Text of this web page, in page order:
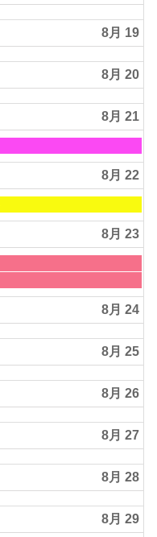
8月 19
8月 20
8月 21
8月 22
8月 23
8月 24
8月 25
8月 26
8月 27
8月 28
8月 29